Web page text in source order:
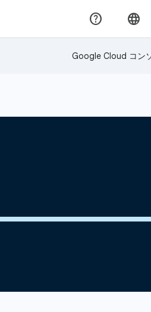
Google Cloud コン